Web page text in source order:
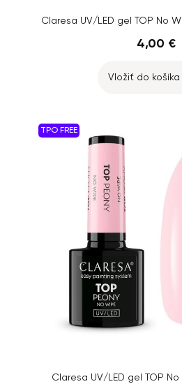
Claresa UV/LED gel TOP No
4,00 €
Vložiť do košíka
TPO FREE
Claresa UV/LED gel TOP